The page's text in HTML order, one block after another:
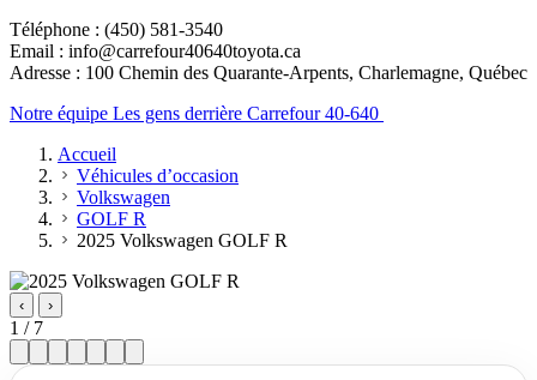
Téléphone : (450) 581-3540
Email : info@carrefour40640toyota.ca
Adresse : 100 Chemin des Quarante-Arpents, Charlemagne, Québec
Notre équipe Les gens derrière Carrefour 40-640
Accueil
Véhicules d’occasion
Volkswagen
GOLF R
2025 Volkswagen GOLF R
‹ ›
1 / 7